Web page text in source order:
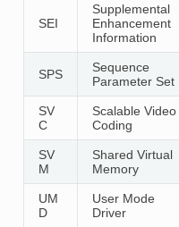
SEI
Supplemental
Enhancement
Information
SPS
Sequence
Parameter Set
SV
C
Scalable Video
Coding
SV
M
Shared Virtual
Memory
UM
D
User Mode
Driver